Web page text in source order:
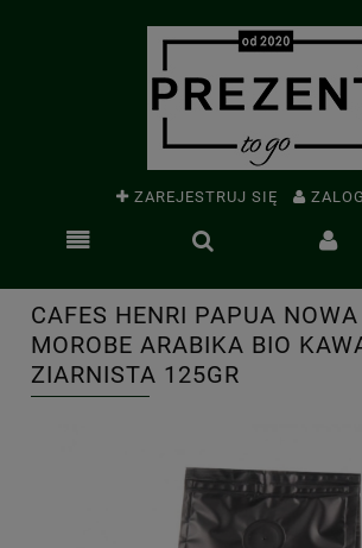
ZAREJESTRUJ SIĘ
CAFES HENRI PAPUA
MOROBE ARABIKA BIO
ZIARNISTA 125GR